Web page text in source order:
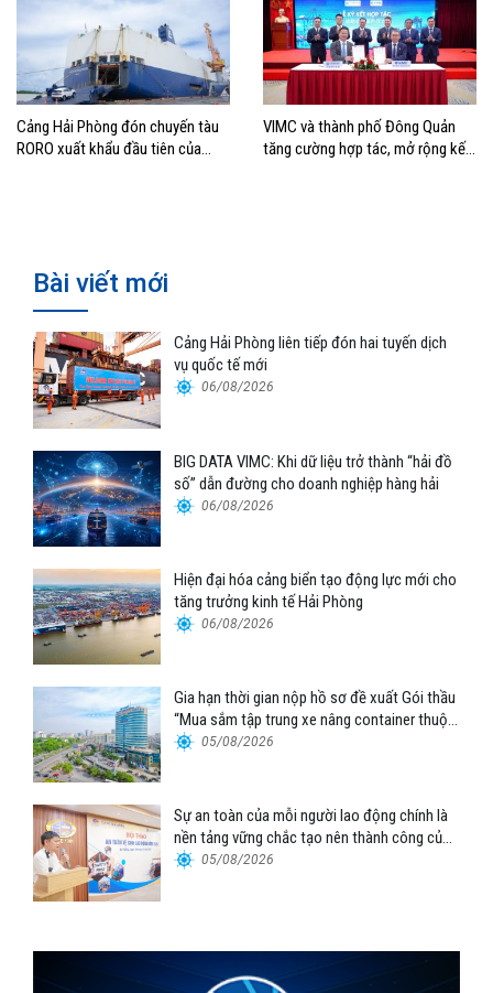
Cảng Hải Phòng đón chuyến tàu
RORO xuất khẩu đầu tiên của
VIMC và thành phố Đông Quản
tăng cường hợp tác, mở rộng kết
Bài viết mới
Cảng Hải Phòng liên tiếp đón hai tuyến dịch
vụ quốc tế mới
06/08/2026
BIG DATA VIMC: Khi dữ liệu trở thành “hải đồ
số” dẫn đường cho doanh nghiệp hàng hải
06/08/2026
Hiện đại hóa cảng biển tạo động lực mới cho
tăng trưởng kinh tế Hải Phòng
06/08/2026
Gia hạn thời gian nộp hồ sơ đề xuất Gói thầu
“Mua sắm tập trung xe nâng container thuộc
Tổng công ty Hàng hải Việt Nam – CTCP”
05/08/2026
Sự an toàn của mỗi người lao động chính là
nền tảng vững chắc tạo nên thành công của
Cảng Đà Nẵng
05/08/2026